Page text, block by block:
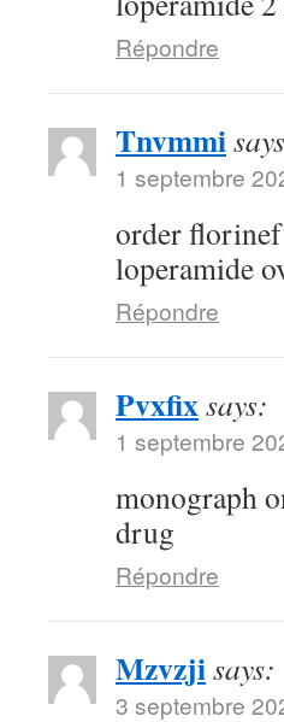
Répondre
Tnvmmi
1 septembre
order
loperamide
Répondre
Pvxfixsays:
1 septembre
monograph
drug
Répondre
Mzvzjisays:
3 septembre